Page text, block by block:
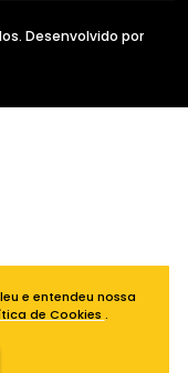
Desenvolvido por
e entendeu nossa
de Cookies .